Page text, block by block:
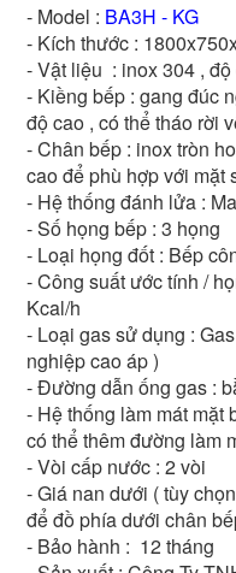
- Model : BA3H - KG
- Kích thước :
- Vật liệu : inox 304 ,
- Kiềng bếp : gang đúc
độ cao , có thể tháo rời
- Chân bếp : inox tròn
cao để phù hợp với mặt
- Hệ thống đánh lửa :
- Số họng bếp : 3 họng
- Loại họng đốt : Bếp
- Công suất ước tính /
Kcal/h
- Loại gas sử dụng :
nghiệp cao áp )
- Đường dẫn ống gas :
- Hệ thống làm mát mặt
có thể thêm đường làm
- Vòi cấp nước : 2 vòi
- Giá nan dưới ( tùy
để đồ phía dưới chân
- Bảo hành : 12 tháng